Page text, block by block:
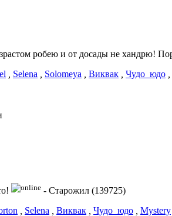
робею и от досады не хандрю!
Selena Solomeya Виквак Чудо_юдо
- Старожил (139725)
Selena Виквак Чудо_юдо Mystery